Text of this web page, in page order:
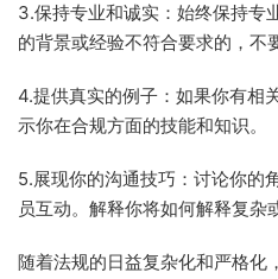
3.保持专业和诚实：始终保持专
的背景或经验不符合要求的，不
4.提供真实的例子：如果你有相
示你在合规方面的技能和知识。
5.展现你的沟通技巧：讨论你的
员互动。解释你将如何解释复杂
随着法规的日益复杂化和严格化